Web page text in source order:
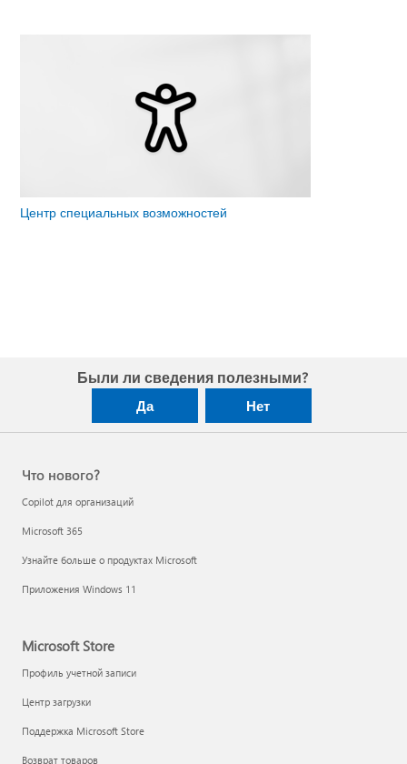
Центр специальных возможностей
Были ли сведения полезными?
Да Нет
Что нового?
Copilot для организаций
Microsoft 365
Узнайте больше о продуктах Microsoft
Приложения Windows 11
Microsoft Store
Профиль учетной записи
Центр загрузки
Поддержка Microsoft Store
Возврат товаров